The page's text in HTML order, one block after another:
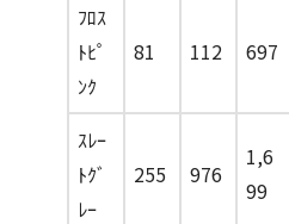
ﾌﾛｽ
ﾄﾋﾟ
ﾝｸ
81 112 697
ｽﾚｰ
ﾄｸﾞ
ﾚｰ
255 976
1,6
99